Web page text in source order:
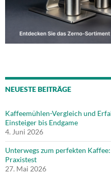
NEUESTE BEITRÄGE
Kaffeemühlen-Vergleich und
Einsteiger bis Endgame
4. Juni 2026
Unterwegs zum perfekten
Praxistest
27. Mai 2026